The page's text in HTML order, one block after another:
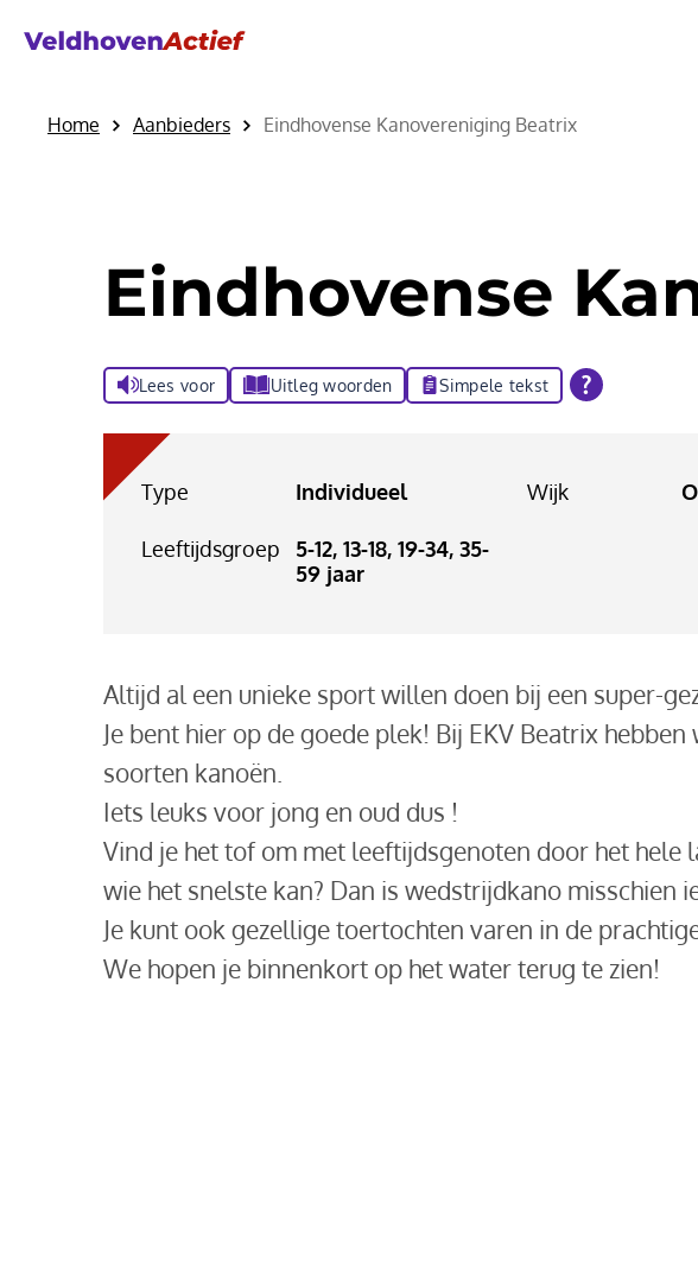
Home Aanbieders Eindhovense Kanovereniging Beatrix
Eindhovense
Lees voor Uitleg woorden Simpele tekst
Type Individueel
Leeftijdsgroep
5-12, 13-18, 19-34, 35-
59 jaar
Wijk
Altijd al een unieke sport willen doen bij een super-
Je bent hier op de goede plek! Bij EKV Beatrix
soorten kanoën.
Iets leuks voor jong en oud dus !​
Vind je het tof om met leeftijdsgenoten door het hele
wie het snelste kan? Dan is wedstrijdkano misschien
Je kunt ook gezellige toertochten varen in de
We hopen je binnenkort op het water terug te zien!​